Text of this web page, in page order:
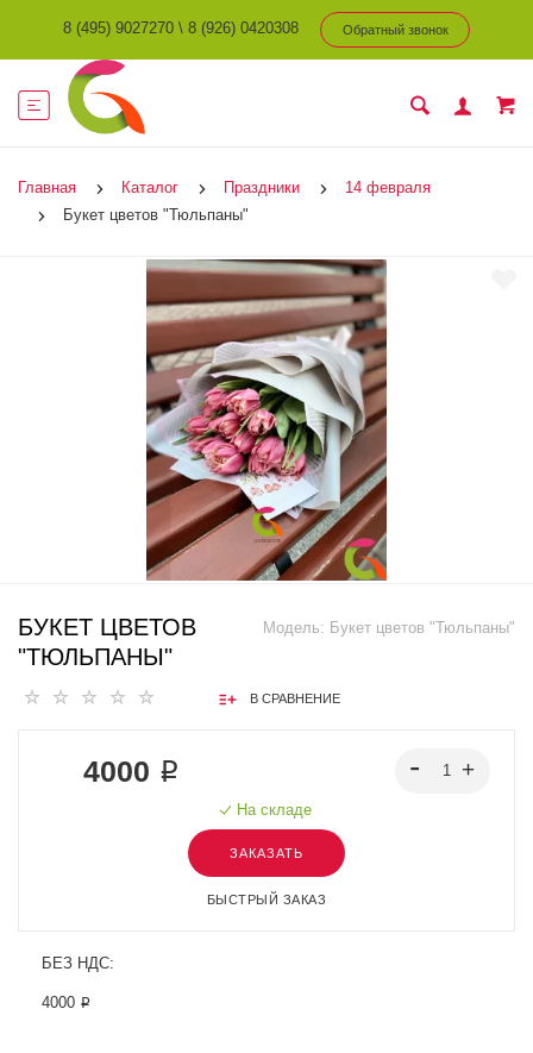
8 (495) 9027270 \ 8 (926) 0420308 Обратный звонок
Главная Каталог Праздники
14 февраля
Букет цветов "Тюльпаны"
Модель: Букет цветов "Тюльпаны"
БУКЕТ ЦВЕТОВ
"ТЮЛЬПАНЫ"
В СРАВНЕНИЕ
4000 ₽
На складе
ЗАКАЗАТЬ
БЫСТРЫЙ ЗАКАЗ
БЕЗ НДС:
4000 ₽